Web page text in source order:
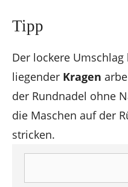
Tipp
Der lockere
liegender Kragen
der Rundnadel ohne
die Maschen auf der
stricken.